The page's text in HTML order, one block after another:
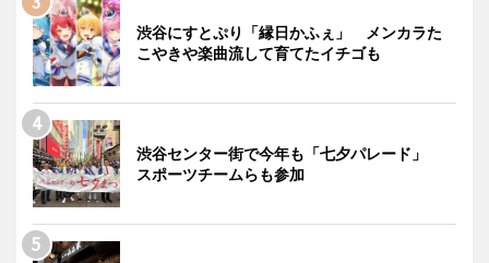
渋谷にすとぷり「縁日かふぇ」 メンカラた
こやきや楽曲流して育てたイチゴも
渋谷センター街で今年も「七夕パレード」
スポーツチームらも参加